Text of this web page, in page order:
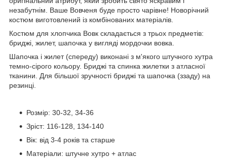
незабутнім. Ваше Вовченя буде просто чарівне! Новорічний
костюм виготовлений із комбінованих матеріалів.
Костюм для хлопчика Вовк складається з трьох предметів:
бриджі, жилет, шапочка у вигляді мордочки вовка.
Шапочка і жилет (спереду) виконані з м'якого штучного хутра
темно-сірого кольору. Бриджі та спинка жилетки з атласної
тканини. Для більшої зручності бриджі та шапочка (ззаду) на
резинці.
Розмір: 30-32, 34-36
Зріст: 116-128, 134-140
Вік: від 3-4 років та старше
Матеріали: штучне хутро + атлас